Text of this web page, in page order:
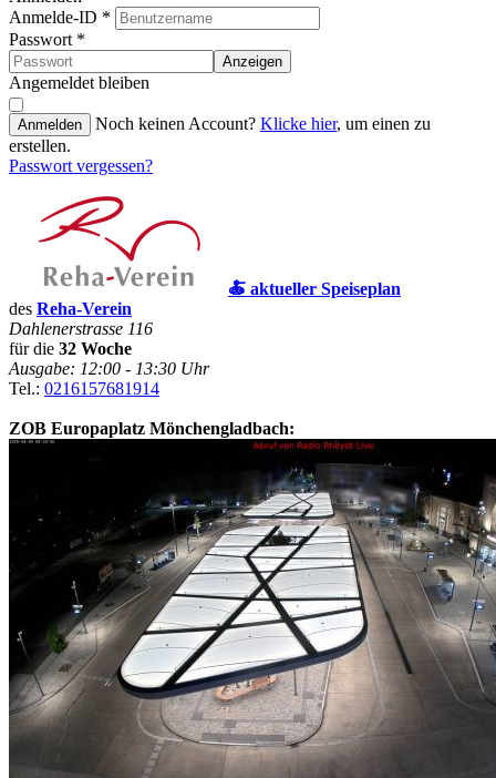
Anmelde-ID *
Passwort *
Anzeigen
Angemeldet bleiben
Anmelden Noch keinen Account? Klicke hier, um einen zu
erstellen.
Passwort vergessen?
🍝 aktueller Speiseplan
des Reha-Verein
Dahlenerstrasse 116
für die 32 Woche
Ausgabe: 12:00 - 13:30 Uhr
Tel.: 0216157681914
ZOB Europaplatz Mönchengladbach: